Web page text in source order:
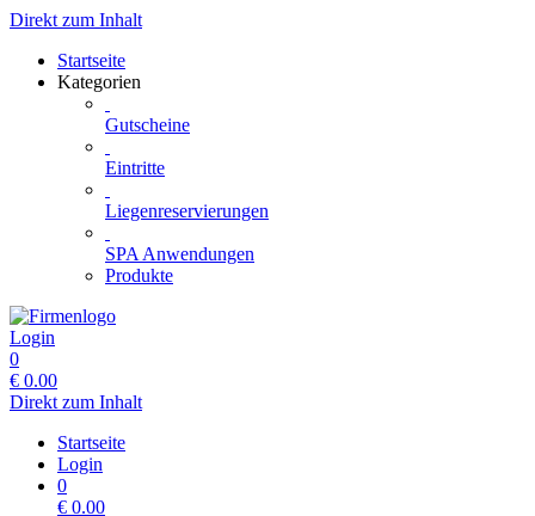
Direkt zum Inhalt
Startseite
Kategorien
Gutscheine
Eintritte
Liegenreservierungen
SPA Anwendungen
Produkte
Login
0
€ 0.00
Direkt zum Inhalt
Startseite
Login
0
€ 0.00